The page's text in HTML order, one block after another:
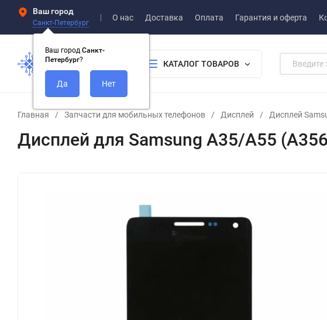
Ваш город
Санкт-Петербург
Ваш город Санкт-
Петербург?
О нас Доставка Оплата Гарантия и оферта
КАТАЛОГ ТОВАРОВ
Главная / Запчасти для мобильных телефонов / Дисплей / Дисплей
Дисплей для Samsung A35/A55